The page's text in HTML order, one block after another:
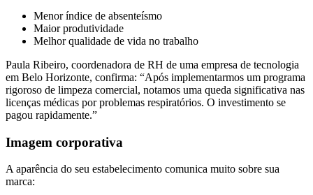
Menor índice de absenteísmo
Maior produtividade
Melhor qualidade de vida no trabalho
Paula Ribeiro, coordenadora de RH de uma empresa de tecnologia
em Belo Horizonte, confirma: “Após implementarmos um programa
rigoroso de limpeza comercial, notamos uma queda significativa nas
licenças médicas por problemas respiratórios. O investimento se
pagou rapidamente.”
Imagem corporativa
A aparência do seu estabelecimento comunica muito sobre sua
marca: